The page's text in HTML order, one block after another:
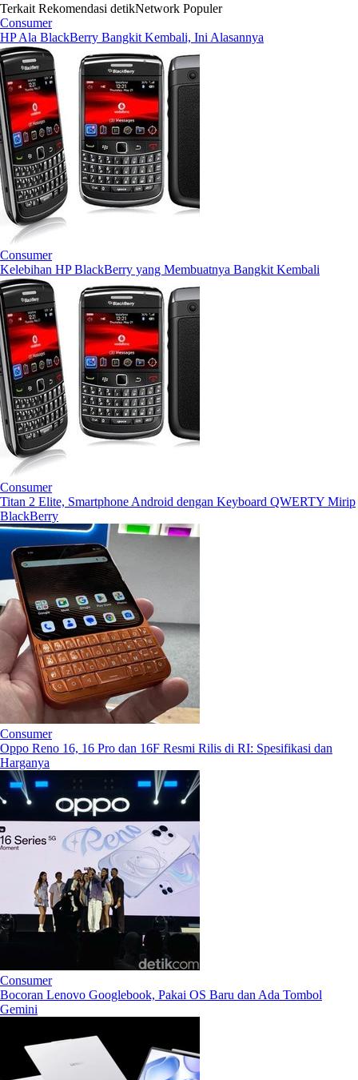
Terkait Rekomendasi detikNetwork Populer
Consumer
HP Ala BlackBerry Bangkit Kembali, Ini Alasannya
Consumer
Kelebihan HP BlackBerry yang Membuatnya Bangkit Kembali
Consumer
Titan 2 Elite, Smartphone Android dengan Keyboard QWERTY Mirip
BlackBerry
Consumer
Oppo Reno 16, 16 Pro dan 16F Resmi Rilis di RI: Spesifikasi dan
Harganya
Consumer
Bocoran Lenovo Googlebook, Pakai OS Baru dan Ada Tombol
Gemini